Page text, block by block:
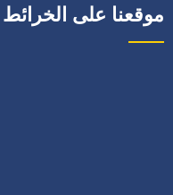
موقعنا على الخرائط